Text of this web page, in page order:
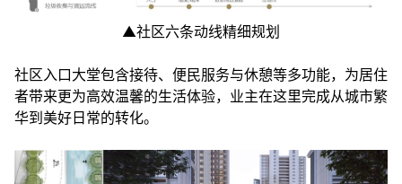
▲社区六条动线精细规划
社区入口大堂包含接待、便民服务与休憩等多功能，为居住
者带来更为高效温馨的生活体验，业主在这里完成从城市繁
华到美好日常的转化。